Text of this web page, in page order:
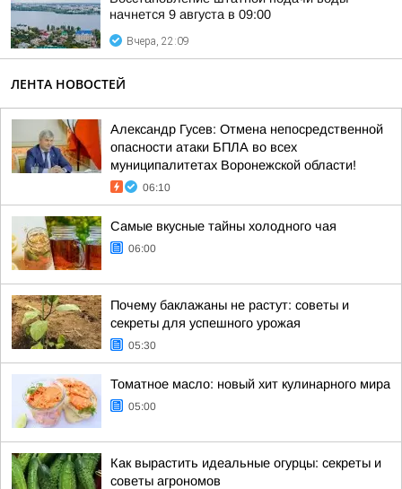
начнется 9 августа в 09:00
Вчера, 22:09
ЛЕНТА НОВОСТЕЙ
Александр Гусев: Отмена непосредственной
опасности атаки БПЛА во всех
муниципалитетах Воронежской области!
06:10
Самые вкусные тайны холодного чая
06:00
Почему баклажаны не растут: советы и
секреты для успешного урожая
05:30
Томатное масло: новый хит кулинарного мира
05:00
Как вырастить идеальные огурцы: секреты и
советы агрономов